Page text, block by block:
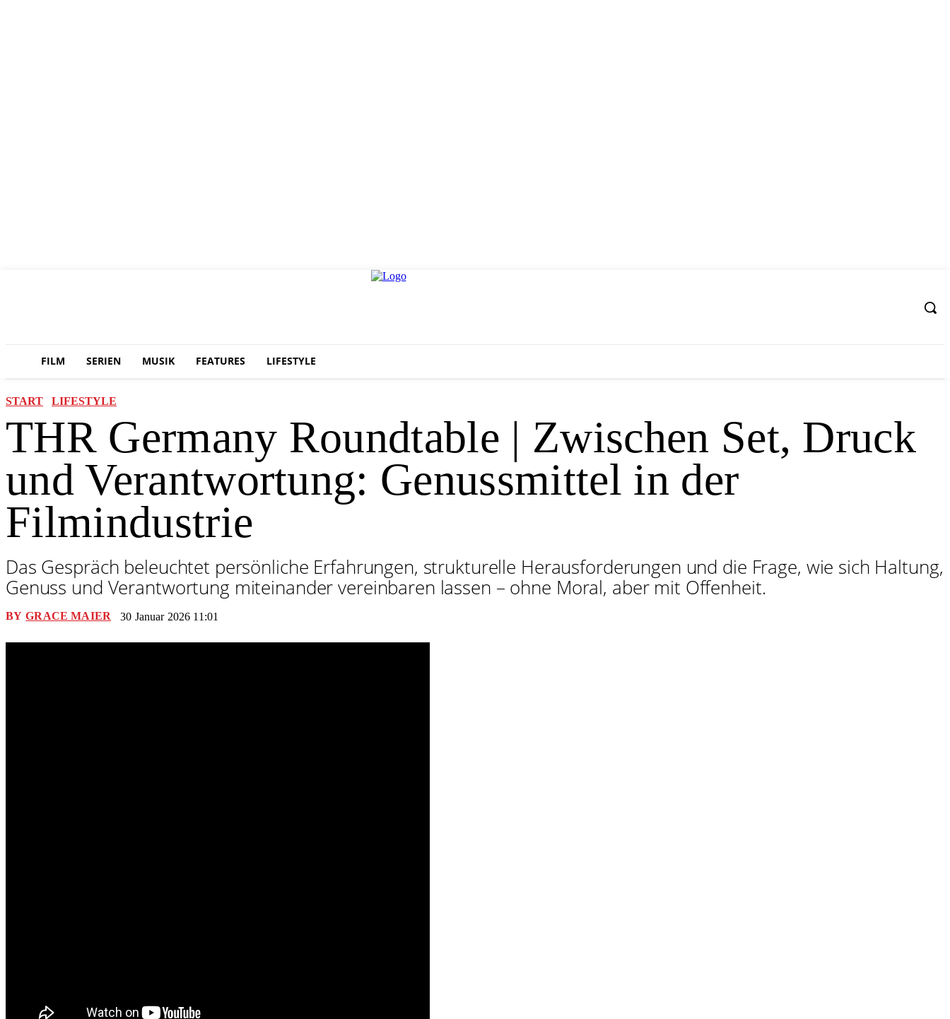
FILM SERIEN MUSIK FEATURES LIFESTYLE
START LIFESTYLE
THR Germany Roundtable | Zwischen Set, Druck
und Verantwortung: Genussmittel in der
Filmindustrie
Das Gespräch beleuchtet persönliche Erfahrungen, strukturelle Herausforderungen und die Frage, wie sich Haltung,
Genuss und Verantwortung miteinander vereinbaren lassen – ohne Moral, aber mit Offenheit.
BY GRACE MAIER 30 Januar 2026 11:01